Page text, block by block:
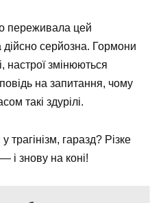
переживала цей
серйозна. Гормони
настрої змінюються
на запитання, чому
такі здурілі.
гаразд? Різке
і знову на коні!